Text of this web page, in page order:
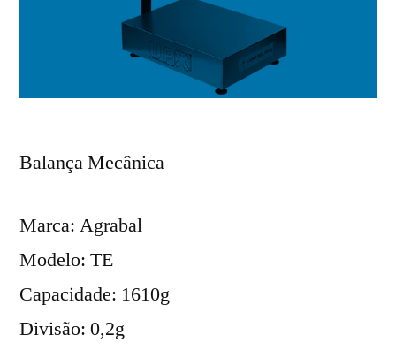
Balança Mecânica
Marca: Agrabal
Modelo: TE
Capacidade: 1610g
Divisão: 0,2g